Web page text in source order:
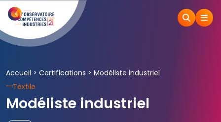
Accueil > Certifications > Modéliste industriel
Textile
Modéliste industriel